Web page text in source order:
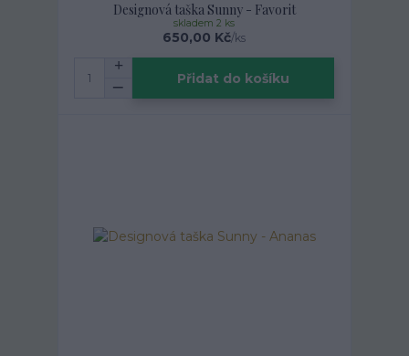
Designová taška Sunny - Favorit
650,00 Kč/ks
skladem 2 ks
Přidat do košíku